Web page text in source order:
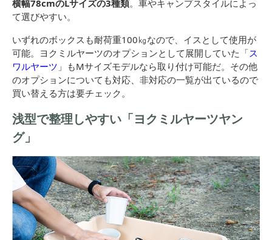
横幅78cmのLサイズの3種類。車やキャンプスタイルによっ
て選びやすい。
いずれのボックスも耐荷重100㎏なので、イスとして使用が
可能。ヨクミルヤーツのオプションとして展開していた「ス
ワルヤーツ 」もMサイズモデルなら取り付け可能だ。その他
のオプションについても対応、非対応の一覧が出ているので
買い替える方は要チェック。
浅型で整理しやすい「ヨクミルヤーツヤン
グ」